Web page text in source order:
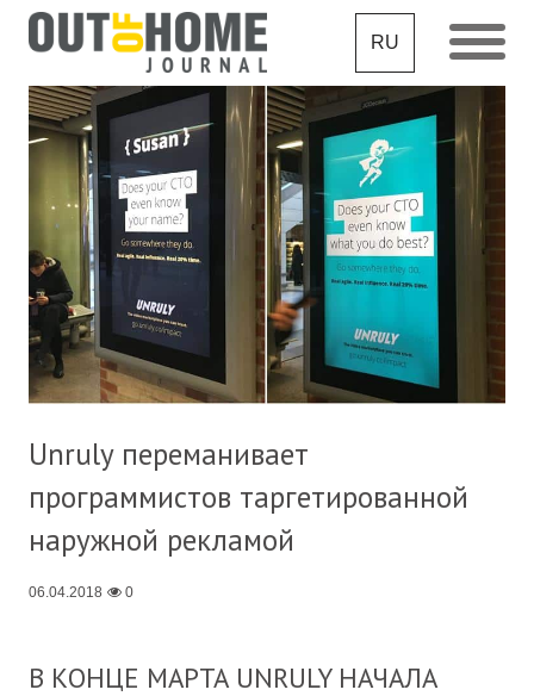
RU
Unruly переманивает
программистов таргетированной
наружной рекламой
06.04.2018 0
В КОНЦЕ МАРТА UNRULY НАЧАЛА